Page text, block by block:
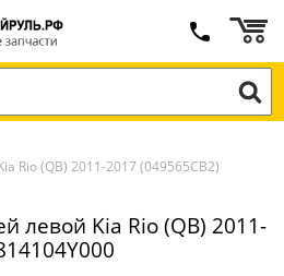
Rio (QB) 2011-2017 (049565СВ2)
левой Kia Rio (QB) 2011-